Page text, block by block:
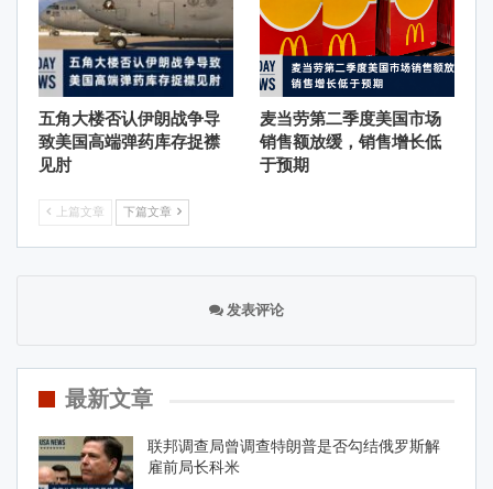
五角大楼否认伊朗战争导
致美国高端弹药库存捉襟
见肘
麦当劳第二季度美国市场
销售额放缓，销售增长低
于预期
上篇文章 下篇文章
发表评论
最新文章
联邦调查局曾调查特朗普是否勾结俄罗斯解
雇前局长科米